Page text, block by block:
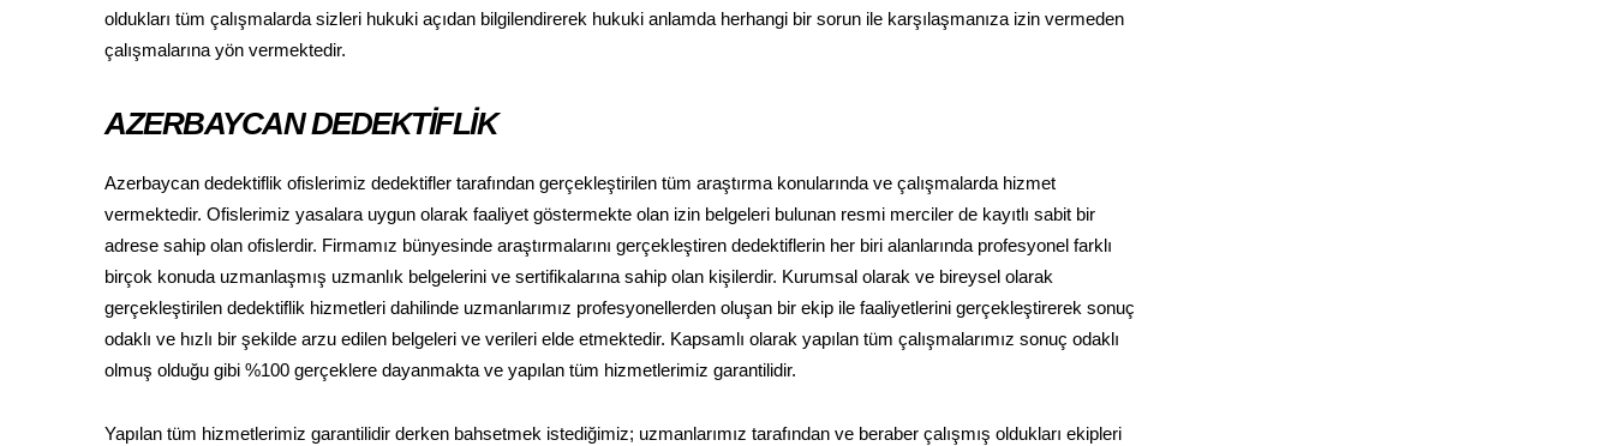
oldukları tüm çalışmalarda sizleri hukuki açıdan bilgilendirerek hukuki anlamda herhangi bir sorun ile karşılaşmanıza izin vermeden
çalışmalarına yön vermektedir.
AZERBAYCAN DEDEKTİFLİK
Azerbaycan dedektiflik ofislerimiz dedektifler tarafından gerçekleştirilen tüm araştırma konularında ve çalışmalarda hizmet
vermektedir. Ofislerimiz yasalara uygun olarak faaliyet göstermekte olan izin belgeleri bulunan resmi merciler de kayıtlı sabit bir
adrese sahip olan ofislerdir. Firmamız bünyesinde araştırmalarını gerçekleştiren dedektiflerin her biri alanlarında profesyonel farklı
birçok konuda uzmanlaşmış uzmanlık belgelerini ve sertifikalarına sahip olan kişilerdir. Kurumsal olarak ve bireysel olarak
gerçekleştirilen dedektiflik hizmetleri dahilinde uzmanlarımız profesyonellerden oluşan bir ekip ile faaliyetlerini gerçekleştirerek sonuç
odaklı ve hızlı bir şekilde arzu edilen belgeleri ve verileri elde etmektedir. Kapsamlı olarak yapılan tüm çalışmalarımız sonuç odaklı
olmuş olduğu gibi %100 gerçeklere dayanmakta ve yapılan tüm hizmetlerimiz garantilidir.
Yapılan tüm hizmetlerimiz garantilidir derken bahsetmek istediğimiz; uzmanlarımız tarafından ve beraber çalışmış oldukları ekipleri